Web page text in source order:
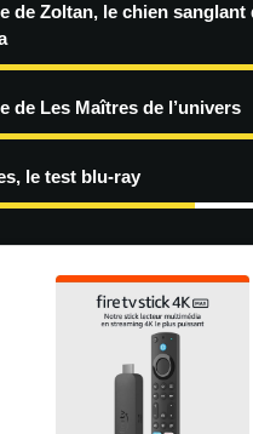
de Zoltan, le chien sanglant
de Les Maîtres de l’univers
le test blu-ray